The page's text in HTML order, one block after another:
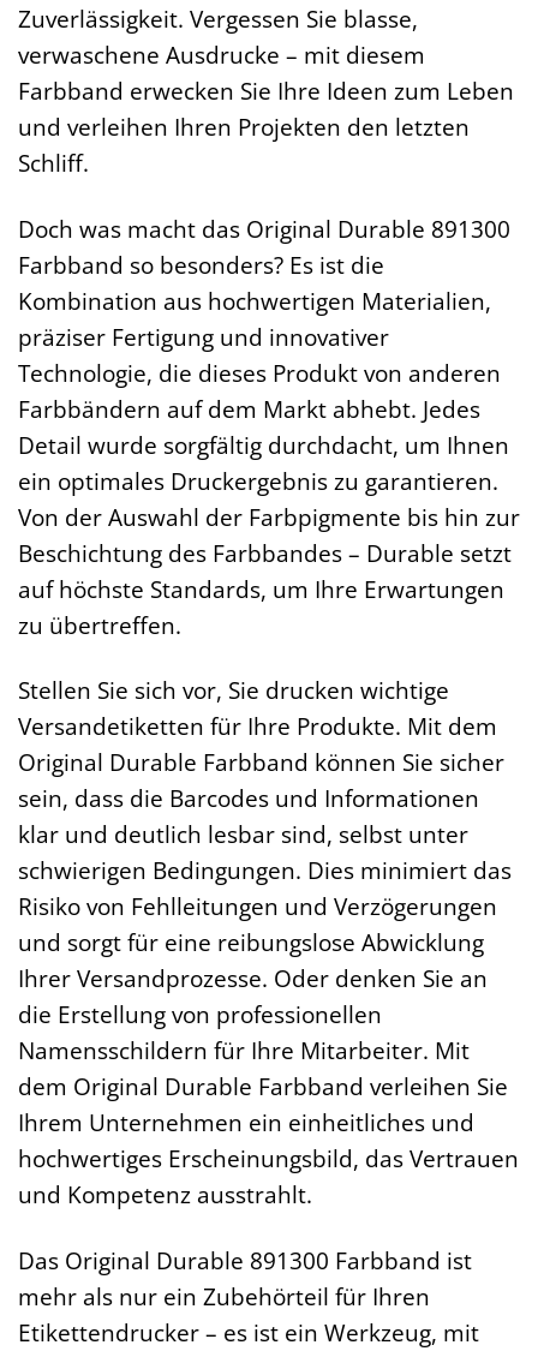
Zuverlässigkeit. Vergessen Sie blasse,
verwaschene Ausdrucke – mit diesem
Farbband erwecken Sie Ihre Ideen zum Leben
und verleihen Ihren Projekten den letzten
Schliff.
Doch was macht das Original Durable 891300
Farbband so besonders? Es ist die
Kombination aus hochwertigen Materialien,
präziser Fertigung und innovativer
Technologie, die dieses Produkt von anderen
Farbbändern auf dem Markt abhebt. Jedes
Detail wurde sorgfältig durchdacht, um Ihnen
ein optimales Druckergebnis zu garantieren.
Von der Auswahl der Farbpigmente bis hin zur
Beschichtung des Farbbandes – Durable setzt
auf höchste Standards, um Ihre Erwartungen
zu übertreffen.
Stellen Sie sich vor, Sie drucken wichtige
Versandetiketten für Ihre Produkte. Mit dem
Original Durable Farbband können Sie sicher
sein, dass die Barcodes und Informationen
klar und deutlich lesbar sind, selbst unter
schwierigen Bedingungen. Dies minimiert das
Risiko von Fehlleitungen und Verzögerungen
und sorgt für eine reibungslose Abwicklung
Ihrer Versandprozesse. Oder denken Sie an
die Erstellung von professionellen
Namensschildern für Ihre Mitarbeiter. Mit
dem Original Durable Farbband verleihen Sie
Ihrem Unternehmen ein einheitliches und
hochwertiges Erscheinungsbild, das Vertrauen
und Kompetenz ausstrahlt.
Das Original Durable 891300 Farbband ist
mehr als nur ein Zubehörteil für Ihren
Etikettendrucker – es ist ein Werkzeug, mit